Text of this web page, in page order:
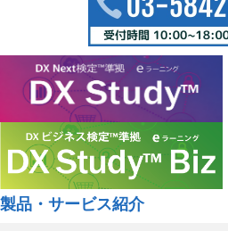
製品・サービス紹介